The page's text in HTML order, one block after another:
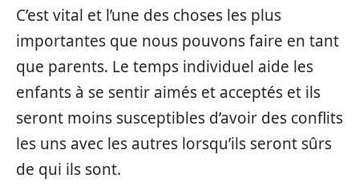
C’est vital et l’une des choses les plus
importantes que nous pouvons faire en tant
que parents. Le temps individuel aide les
enfants à se sentir aimés et acceptés et ils
seront moins susceptibles d’avoir des conflits
les uns avec les autres lorsqu’ils seront sûrs
de qui ils sont.